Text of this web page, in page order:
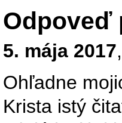
Odpoveď
5. mája 2017,
Ohľadne
Krista istý